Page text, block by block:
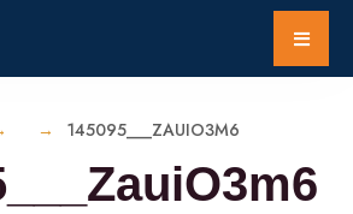
145095___ZAUIO3M6